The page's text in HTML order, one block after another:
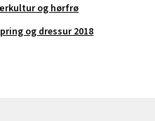
og hørfrø
og dressur 2018